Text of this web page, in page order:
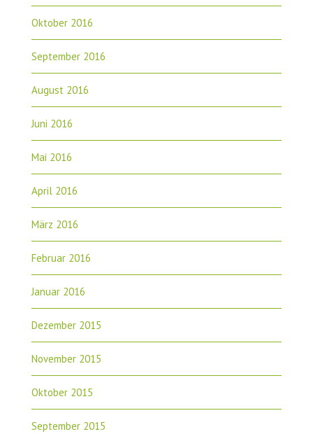
Oktober 2016
September 2016
August 2016
Juni 2016
Mai 2016
April 2016
März 2016
Februar 2016
Januar 2016
Dezember 2015
November 2015
Oktober 2015
September 2015